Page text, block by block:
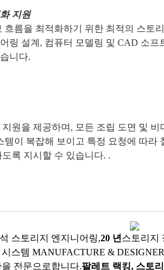
지원
흐름을 최적화하기 위한 최적의 스토
링 설계, 컴퓨터 모델링 및 CAD 소
니다.
원을 제공하며, 모든 조립 도면 및
템이 복잡해 보이고 특정 요청에 따
록 지시할 수 있습니다. .
스토리지 엔지니어링,20 년 스토리지
스템 MANUFACTURE &
전문으로합니다.팔레트 랙킹, 스토